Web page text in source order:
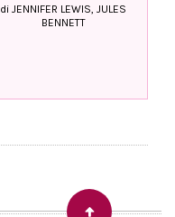
di JENNIFER LEWIS, JULES
BENNETT